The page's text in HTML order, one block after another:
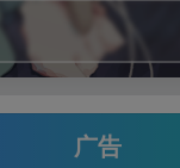
广告